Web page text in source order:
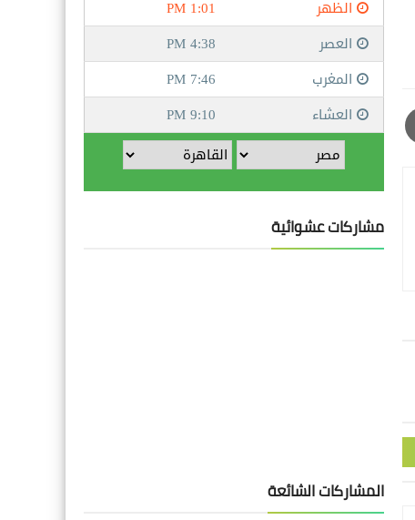
مشاركات عشوائية
المشاركات الشائعة